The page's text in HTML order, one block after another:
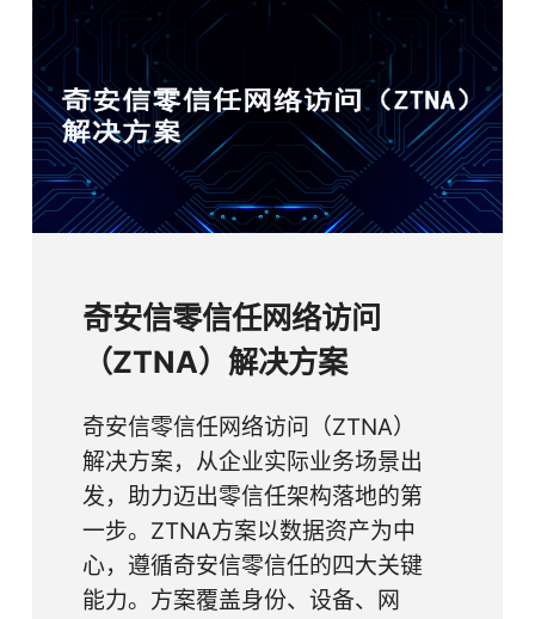
践。在三年全替代进程中，奇安信终端安全防护软
件产品稳居市场第一，信创安全能力获得市场高度
认可。
奇安信零信任网络访问
（ZTNA）解决方案
奇安信零信任网络访问（ZTNA）
解决方案，从企业实际业务场景出
发，助力迈出零信任架构落地的第
一步。ZTNA方案以数据资产为中
心，遵循奇安信零信任的四大关键
能力。方案覆盖身份、设备、网